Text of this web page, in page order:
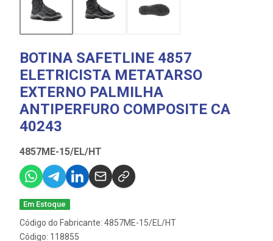
BOTINA SAFETLINE 4857
ELETRICISTA METATARSO
EXTERNO PALMILHA
ANTIPERFURO COMPOSITE CA
40243
4857ME-15/EL/HT
Em Estoque
Código do Fabricante: 4857ME-15/EL/HT
Código: 118855